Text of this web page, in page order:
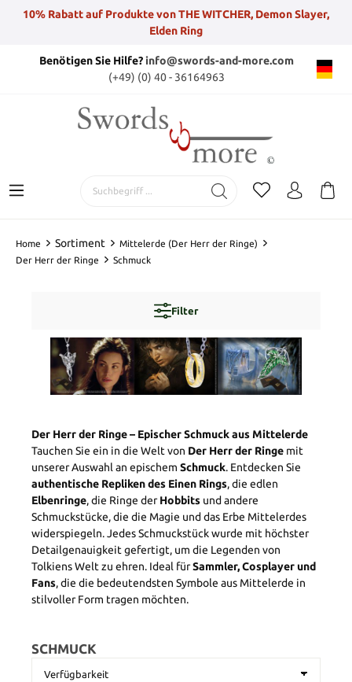
10% Rabatt auf Produkte von THE WITCHER, Demon Slayer,
Elden Ring
Benötigen Sie Hilfe?info@swords-and-more.com
(+49) (0) 40 - 36164963
Home Sortiment
Mittelerde (Der Herr der Ringe)
Der Herr der Ringe
Schmuck
Filter
Der Herr der Ringe – Epischer Schmuck aus Mittelerde
Tauchen Sie ein in die Welt von Der Herr der Ringe mit
unserer Auswahl an epischem Schmuck. Entdecken Sie
authentische Repliken des Einen Rings, die edlen
Elbenringe, die Ringe derHobbits und andere
Schmuckstücke, die die Magie und das Erbe Mittelerdes
widerspiegeln. Jedes Schmuckstück wurde mit höchster
Detailgenauigkeit gefertigt, um die Legenden von
Tolkiens Welt zu ehren. Ideal fürSammler, Cosplayer und
Fans, die die bedeutendsten Symbole aus Mittelerde in
stilvoller Form tragen möchten.
SCHMUCK